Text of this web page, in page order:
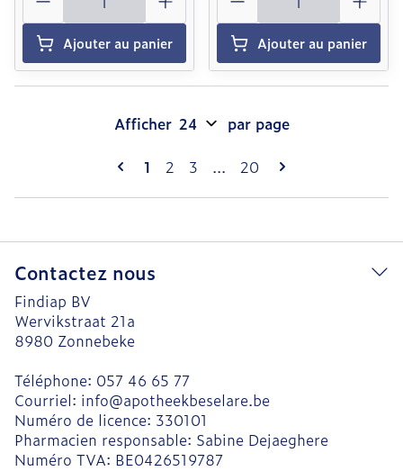
Ajouter au panier Ajouter au panier
Vous lisez actuellement la page
1 Page
2 Page
3 ... Page
20
Afficher par page
Contactez nous
Findiap BV
Wervikstraat 21a
8980 Zonnebeke
Téléphone: 057 46 65 77
Courriel: info@apotheekbeselare.be
Numéro de licence: 330101
Pharmacien responsable: Sabine Dejaeghere
Numéro TVA: BE0426519787